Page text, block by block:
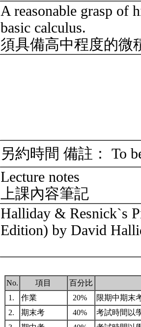
A reasonable grasp of
basic calculus.
須具備高中程度的
另約時間 備註： To
Lecture notes
上課內容筆記
Halliday & Resnick`s
Edition) by David
No. 項目
百分比
1.
作業 20%
限期中期末
2.
期末考 40%
考試時間以